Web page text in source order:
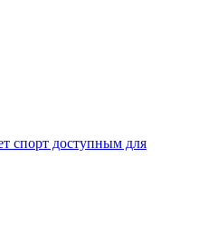
спорт доступным для